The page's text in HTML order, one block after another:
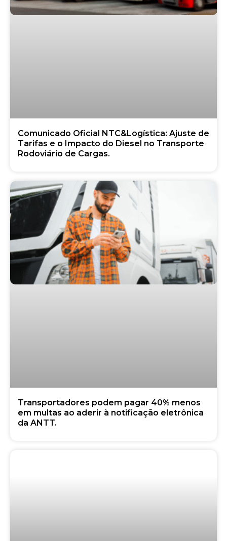
Comunicado Oficial NTC&Logística: Ajuste de
Tarifas e o Impacto do Diesel no Transporte
Rodoviário de Cargas.
Transportadores podem pagar 40% menos
em multas ao aderir à notificação eletrônica
da ANTT.